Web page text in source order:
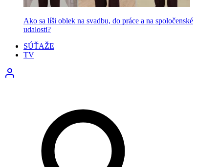
Ako sa líši oblek na svadbu, do práce a na spoločenské
udalosti?
SÚŤAŽE
TV